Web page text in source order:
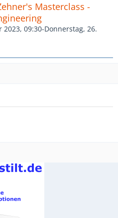
Masterclass -
2023, 09:30-Donnerstag, 26.